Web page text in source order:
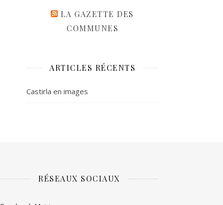
LA GAZETTE DES
COMMUNES
ARTICLES RÉCENTS
Castirla en images
RÉSEAUX SOCIAUX